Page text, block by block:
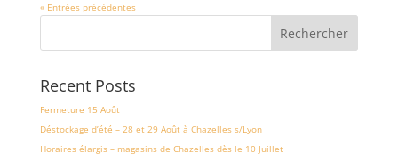
« Entrées précédentes
Rechercher
Recent Posts
Fermeture 15 Août
Déstockage d’été – 28 et 29 Août à Chazelles s/Lyon
Horaires élargis – magasins de Chazelles dès le 10 Juillet